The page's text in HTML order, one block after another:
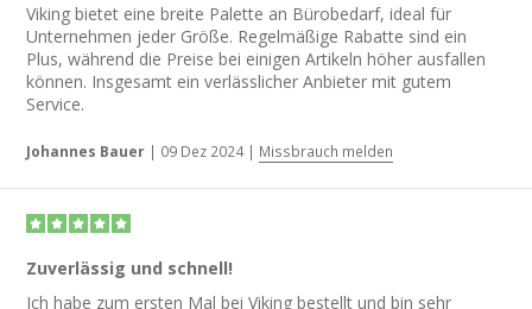
Viking bietet eine breite Palette an Bürobedarf, ideal für
Unternehmen jeder Größe. Regelmäßige Rabatte sind ein
Plus, während die Preise bei einigen Artikeln höher ausfallen
können. Insgesamt ein verlässlicher Anbieter mit gutem
Service.
Johannes Bauer | 09 Dez 2024 | Missbrauch melden
Zuverlässig und schnell!
Ich habe zum ersten Mal bei Viking bestellt und bin sehr